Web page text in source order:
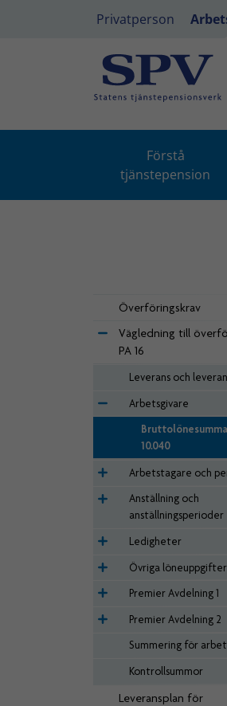
Privatperson
Förstå
tjänstepension
Överföringskrav
Vägledning till
PA 16
Leverans och
Arbetsgivare
10.040
Arbetstagare och
Anställning och
anställningsperioder
Ledigheter
Övriga löneuppgifter
Premier Avdelning 1
Premier Avdelning 2
Summering för
Kontrollsummor
Leveransplan för